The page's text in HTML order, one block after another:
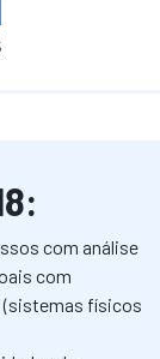
com análise
com
físicos